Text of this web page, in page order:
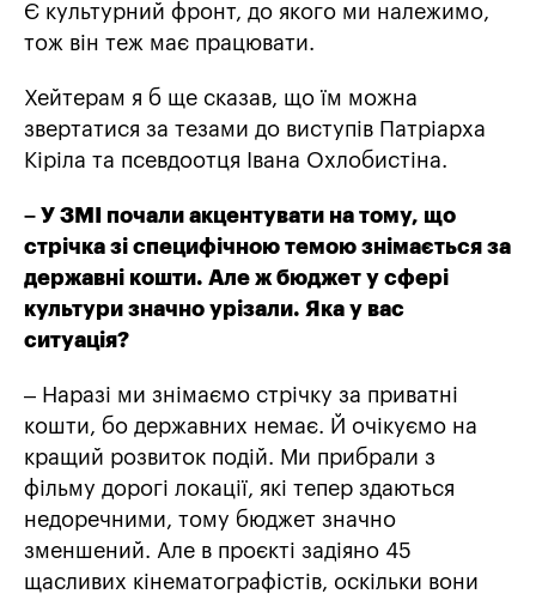
Є культурний фронт, до якого ми належимо,
тож він теж має працювати.
Хейтерам я б ще сказав, що їм можна
звертатися за тезами до виступів Патріарха
Кіріла та псевдоотця Івана Охлобистіна.
– У ЗМІ почали акцентувати на тому, що
стрічка зі специфічною темою знімається за
державні кошти. Але ж бюджет у сфері
культури значно урізали. Яка у вас
ситуація?
– Наразі ми знімаємо стрічку за приватні
кошти, бо державних немає. Й очікуємо на
кращий розвиток подій. Ми прибрали з
фільму дорогі локації, які тепер здаються
недоречними, тому бюджет значно
зменшений. Але в проєкті задіяно 45
щасливих кінематографістів, оскільки вони